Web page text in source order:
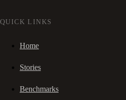
QUICK LINKS
Home
Stories
Benchmarks